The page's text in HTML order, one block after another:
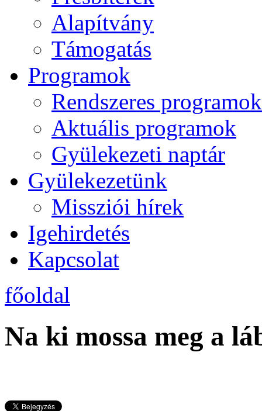
Alapítvány
Támogatás
Programok
Rendszeres programok
Aktuális programok
Gyülekezeti naptár
Gyülekezetünk
Missziói hírek
Igehirdetés
Kapcsolat
főoldal
Na ki mossa meg a